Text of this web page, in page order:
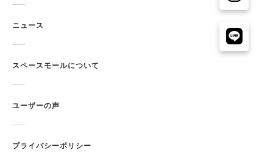
ニュース
スペースモールについて
ユーザーの声
プライバシーポリシー